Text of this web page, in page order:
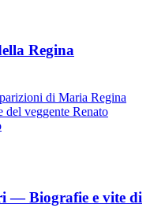
Regina
di Maria Regina
veggente Renato
— Biografie e vite di